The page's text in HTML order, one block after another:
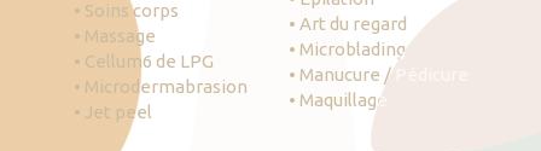
• Soins corps
• Massage
• Cellum6 de LPG
• Microdermabrasion
• Jet peel
• Art du regard
• Microblading
• Manucure / Pédicure
• Maquillage